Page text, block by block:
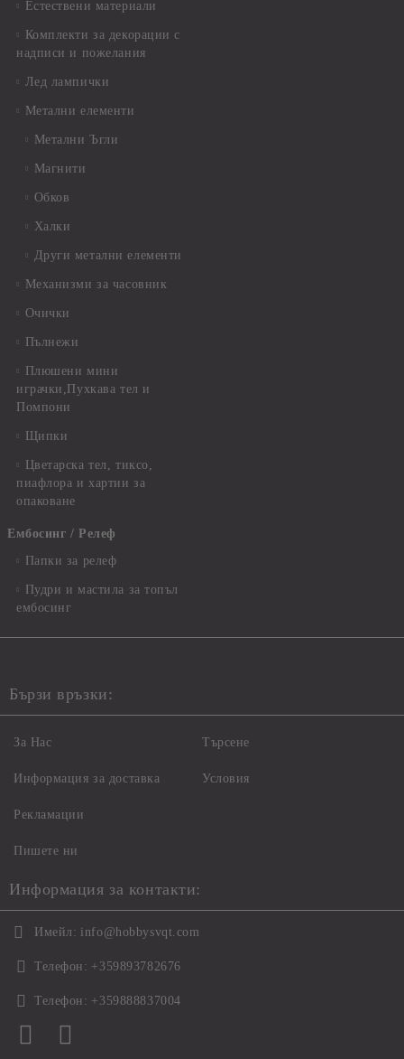
Естествени материали
Комплекти за декорации с
надписи и пожелания
Лед лампички
Метални елементи
Метални Ъгли
Магнити
Обков
Халки
Други метални елементи
Механизми за часовник
Очички
Пълнежи
Плюшени мини
играчки,Пухкава тел и
Помпони
Щипки
Цветарска тел, тиксо,
пиафлора и хартии за
опаковане
Ембосинг / Релеф
Папки за релеф
Пудри и мастила за топъл
ембосинг
Бързи връзки:
За Нас
Информация за доставка
Рекламации
Пишете ни
Търсене
Условия
Информация за контакти:
Имейл: info@hobbysvqt.com
Телефон: +359893782676
Телефон: +359888837004